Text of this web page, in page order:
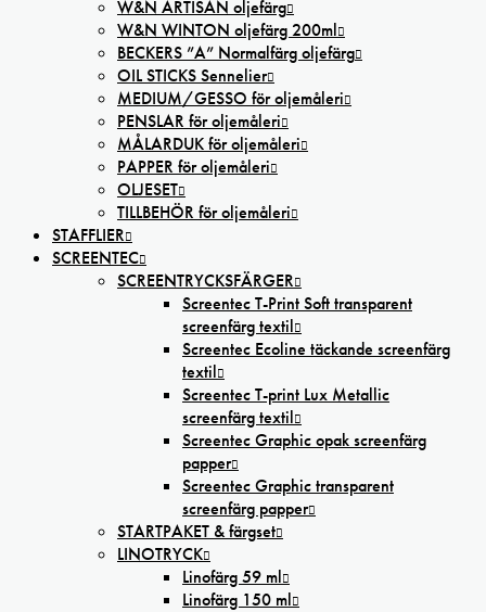
W&N ARTISAN oljefärg
W&N WINTON oljefärg 200ml
BECKERS ”A” Normalfärg oljefärg
OIL STICKS Sennelier
MEDIUM/GESSO för oljemåleri
PENSLAR för oljemåleri
MÅLARDUK för oljemåleri
PAPPER för oljemåleri
OLJESET
TILLBEHÖR för oljemåleri
STAFFLIER
SCREENTEC
SCREENTRYCKSFÄRGER
Screentec T-Print Soft transparent
screenfärg textil
Screentec Ecoline täckande screenfärg
textil
Screentec T-print Lux Metallic
screenfärg textil
Screentec Graphic opak screenfärg
papper
Screentec Graphic transparent
screenfärg papper
STARTPAKET & färgset
LINOTRYCK
Linofärg 59 ml
Linofärg 150 ml